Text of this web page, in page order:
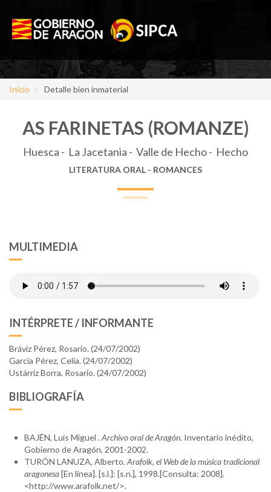
Inicio Detalle bien inmaterial
AS FARINETAS (ROMANZE)
Huesca - La Jacetania - Valle de Hecho - Hecho
LITERATURA ORAL - ROMANCES
MULTIMEDIA
INTÉRPRETE / INFORMANTE
Bráviz Pérez, Rosario. (24/07/2002)
García Pérez, Celia. (24/07/2002)
Ustárriz Borra, Rosario. (24/07/2002)
BIBLIOGRAFÍA
BAJÉN, Luis Miguel . Archivo oral de Aragón. Inventario inédito,
Gobierno de Aragón, 2001-2002.
TURÓN LANUZA, Alberto. Arafolk, el Web de la música tradicional
aragonesa[En línea]. [s.l.]: [s.n.], 1998.[Consulta: 2008].
<http://www.arafolk.net/>.